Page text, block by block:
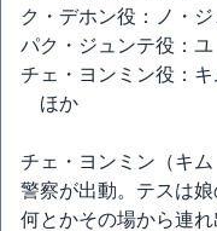
ク・デホン役：ノ・
パク・ジュンテ役：
チェ・ヨンミン役：
ほか
チェ・ヨンミン（キ
警察が出動。テスは
何とかその場から連